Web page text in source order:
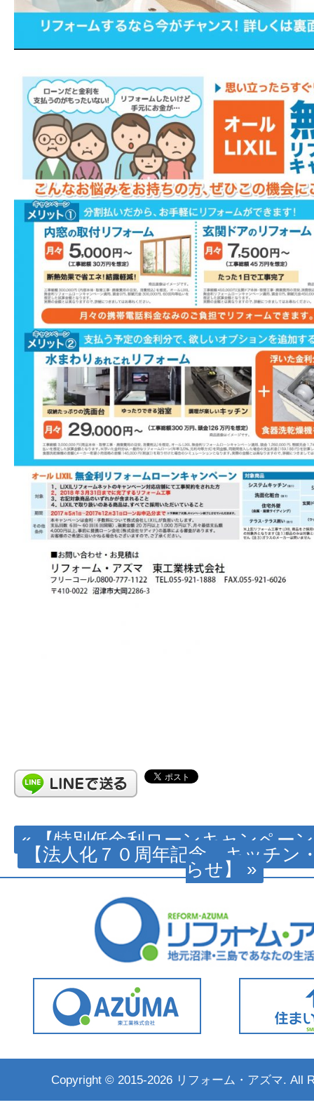
« 【特別低金利ローンキャンペー
【法人化７０周年記念 キッチン
らせ】 »
Copyright © 2015-2026 リフォーム・アズマ. All